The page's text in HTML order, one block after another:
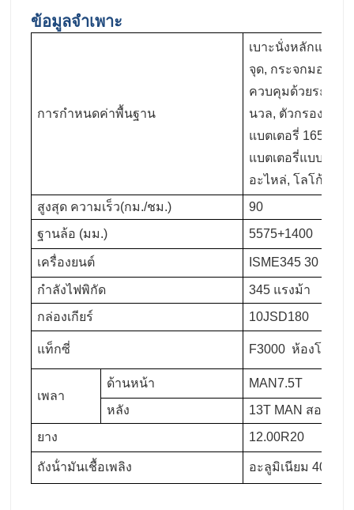
ข้อมูลจำเพาะ
การกำหนดค่าพื้นฐาน
เบาะนั่งหลักแบบไ
จุด, กระจกมองห
ควบคุมด้วยระบบอิ
นวล, ตัวกรองอาก
แบตเตอรี่ 165Ah
แบตเตอรี่แบบไม่ต้
อะไหล่, โลโก้
สูงสุด ความเร็ว(กม./ชม.)
90
ฐานล้อ (มม.)
5575+1400
เครื่องยนต์ ISME345 30 ยูโร
กำลังไฟพิกัด
345 แรงม้า
กล่องเกียร์
10JSD180
แท็กซี่ F3000 ห้องโดยส
เพลา
ด้านหน้า
MAN7.5T
หลัง
13T MAN สองขั้น
ยาง
12.00R20
ถังน้ํามันเชื้อเพลิง อะลูมิเนียม 400 ลิ